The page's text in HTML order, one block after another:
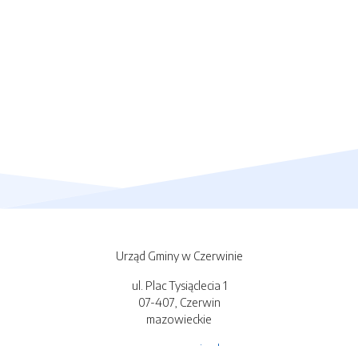
Urząd Gminy w Czerwinie
ul. Plac Tysiąclecia 1
07-407, Czerwin
mazowieckie